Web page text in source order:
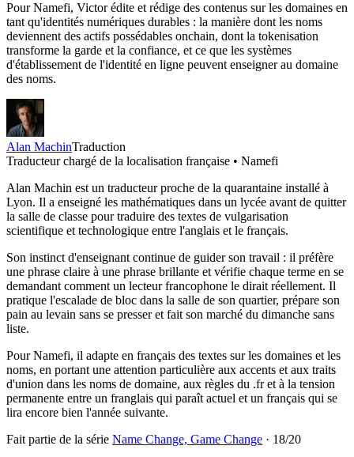
Pour Namefi, Victor édite et rédige des contenus sur les domaines en
tant qu'identités numériques durables : la manière dont les noms
deviennent des actifs possédables onchain, dont la tokenisation
transforme la garde et la confiance, et ce que les systèmes
d'établissement de l'identité en ligne peuvent enseigner au domaine
des noms.
Alan MachinTraduction
Traducteur chargé de la localisation française • Namefi
Alan Machin est un traducteur proche de la quarantaine installé à
Lyon. Il a enseigné les mathématiques dans un lycée avant de quitter
la salle de classe pour traduire des textes de vulgarisation
scientifique et technologique entre l'anglais et le français.
Son instinct d'enseignant continue de guider son travail : il préfère
une phrase claire à une phrase brillante et vérifie chaque terme en se
demandant comment un lecteur francophone le dirait réellement. Il
pratique l'escalade de bloc dans la salle de son quartier, prépare son
pain au levain sans se presser et fait son marché du dimanche sans
liste.
Pour Namefi, il adapte en français des textes sur les domaines et les
noms, en portant une attention particulière aux accents et aux traits
d'union dans les noms de domaine, aux règles du .fr et à la tension
permanente entre un franglais qui paraît actuel et un français qui se
lira encore bien l'année suivante.
Fait partie de la série Name Change, Game Change · 18/20